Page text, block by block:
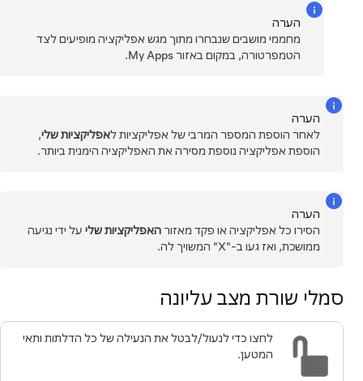
הערה
מחממי מושבים שנבחרו מתוך מגש אפליקציה מופיעים לצד
הטמפרטורה, במקום באזור My Apps.
הערה
לאחר הוספת המספר המרבי של אפליקציות לאפליקציות שלי,
הוספת אפליקציה נוספת מסירה את האפליקציה הימנית ביותר.
הערה
הסירו כל אפליקציה או פקד מאזורהאפליקציות שליעל ידי נגיעה
ממושכת, ואז געו ב-"X" המשויך לה.
סמלי שורת מצב עליונה
לחצו כדי לנעול/לבטל את הנעילה של כל הדלתות ותאי
המטען.